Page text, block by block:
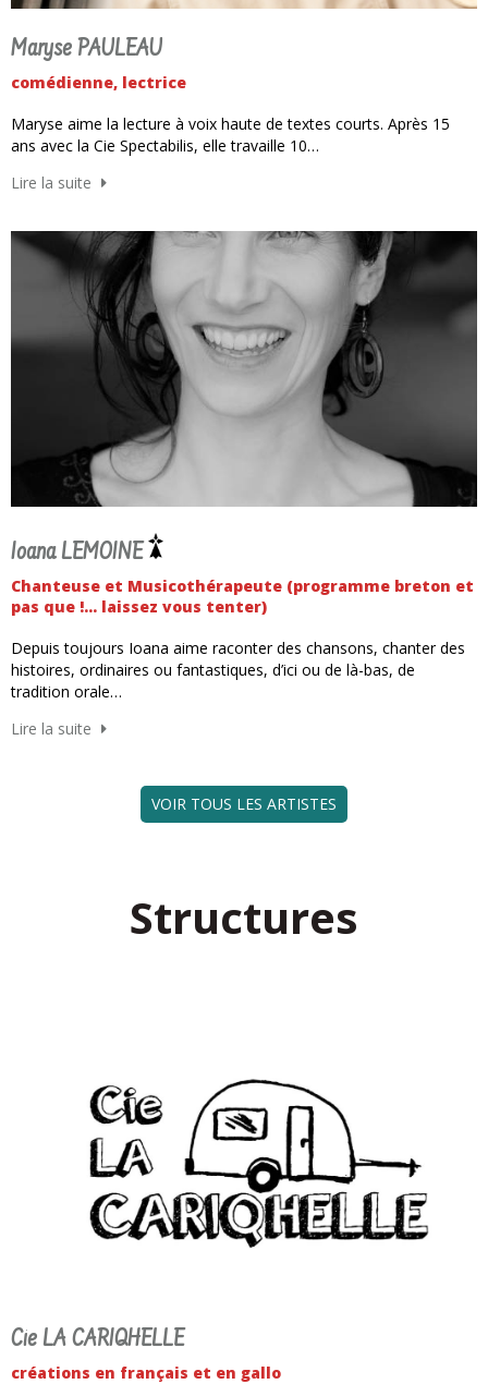
Maryse PAULEAU
comédienne, lectrice
Maryse aime la lecture à voix haute de textes courts. Après 15
ans avec la Cie Spectabilis, elle travaille 10…
Lire la suite
Ioana LEMOINE
Chanteuse et Musicothérapeute (programme breton et
pas que !... laissez vous tenter)
Depuis toujours Ioana aime raconter des chansons, chanter des
histoires, ordinaires ou fantastiques, d’ici ou de là-bas, de
tradition orale…
Lire la suite
VOIR TOUS LES ARTISTES
Structures
Cie LA CARIQHELLE
créations en français et en gallo